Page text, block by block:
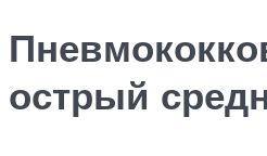
острый